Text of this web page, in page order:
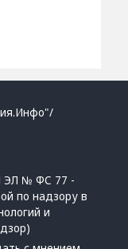
ЭЛ № ФС 77 -
по надзору в
и